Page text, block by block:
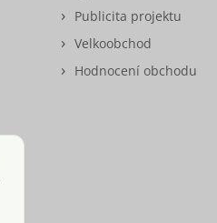
Publicita projektu
Velkoobchod
Hodnocení obchodu